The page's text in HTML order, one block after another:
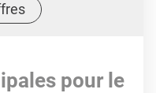
pour le